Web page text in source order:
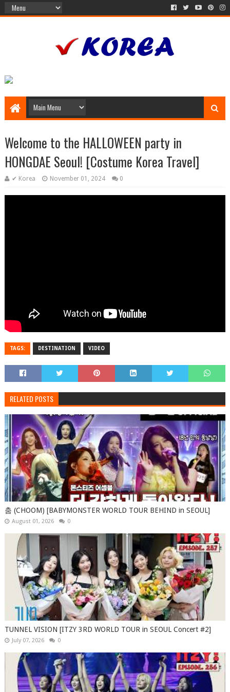
Welcome to the HALLOWEEN party in
HONGDAE Seoul! [Costume Korea Travel]
✔ Korea November 01, 2024 0
TAGS: DESTINATION VIDEO
RELATED POSTS
춤 (CHOOM) [BABYMONSTER WORLD TOUR BEHIND in SEOUL]
August 01, 2026 0
TUNNEL VISION [ITZY 3RD WORLD TOUR in SEOUL Concert #2]
July 07, 2026 0